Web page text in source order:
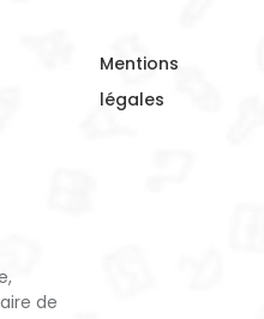
de
Mentions
légales